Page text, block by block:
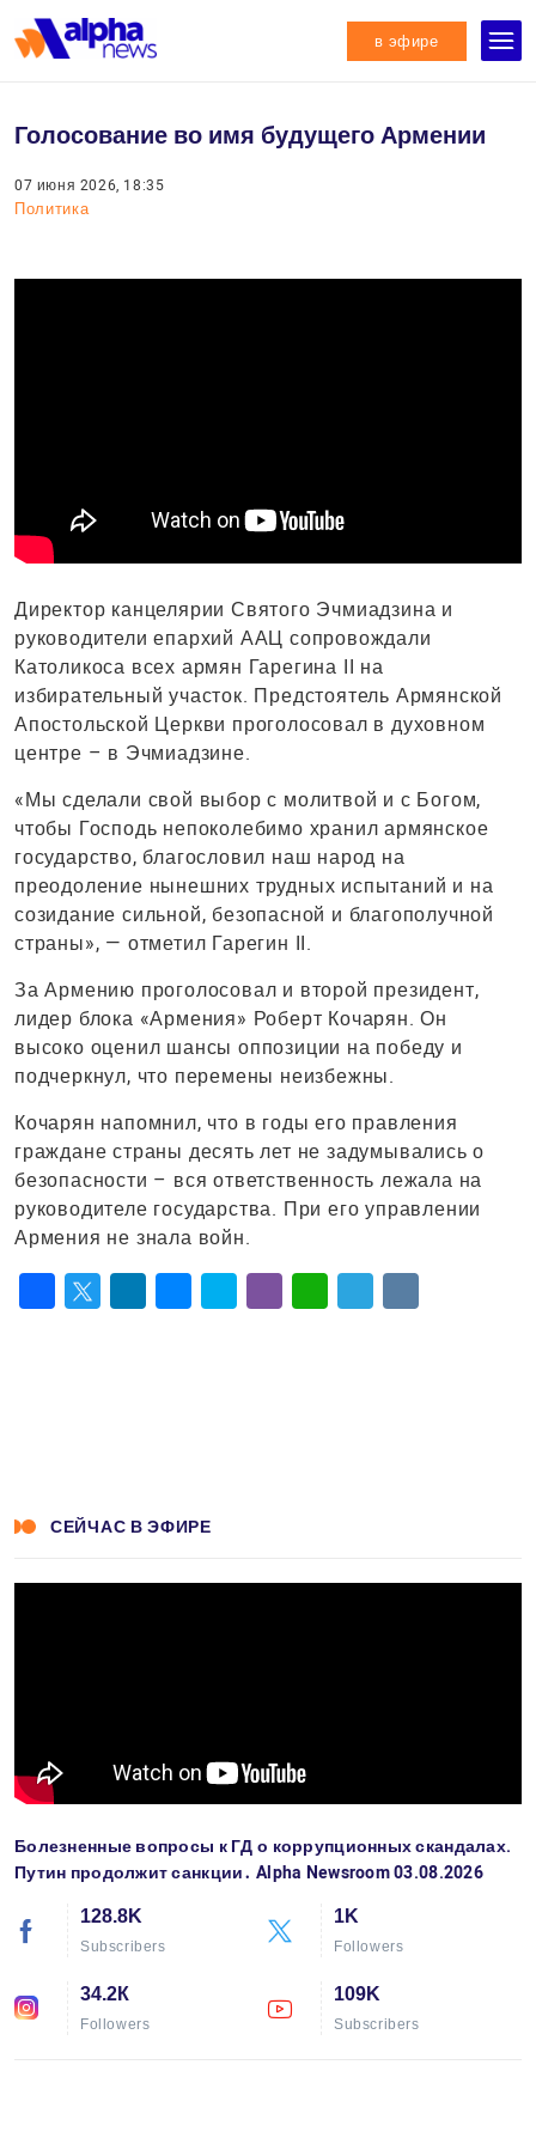
в эфире
Голосование во имя будущего Армении
07 июня 2026, 18:35
Политика
Директор канцелярии Святого Эчмиадзина и
руководители епархий ААЦ сопровождали
Католикоса всех армян Гарегина II на
избирательный участок. Предстоятель Армянской
Апостольской Церкви проголосовал в духовном
центре – в Эчмиадзине.
«Мы сделали свой выбор с молитвой и с Богом,
чтобы Господь непоколебимо хранил армянское
государство, благословил наш народ на
преодоление нынешних трудных испытаний и на
созидание сильной, безопасной и благополучной
страны», — отметил Гарегин II.
За Армению проголосовал и второй президент,
лидер блока «Армения» Роберт Кочарян. Он
высоко оценил шансы оппозиции на победу и
подчеркнул, что перемены неизбежны.
Кочарян напомнил, что в годы его правления
граждане страны десять лет не задумывались о
безопасности – вся ответственность лежала на
руководителе государства. При его управлении
Армения не знала войн.
СЕЙЧАС В ЭФИРЕ
Болезненные вопросы к ГД о коррупционных скандалах.
Путин продолжит санкции․ Alpha Newsroom 03.08.2026
128.8K
Subscribers
1K
Followers
34.2К
Followers
109K
Subscribers